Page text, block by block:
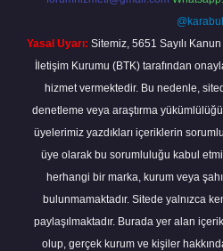
@karabul
Yasal Uyarı: Sitemiz, 5651 Sayılı
İletişim Kurumu (BTK) tarafından
hizmet vermektedir. Bu nedenle,
denetleme veya araştırma
üyelerimiz yazdıkları içeriklerin
üye olarak bu sorumluluğu kabul
herhangi bir marka, kurum veya
bulunmamaktadır. Sitede yalnızca
paylaşılmaktadır. Burada yer alan
olup, gerçek kurum ve kişiler